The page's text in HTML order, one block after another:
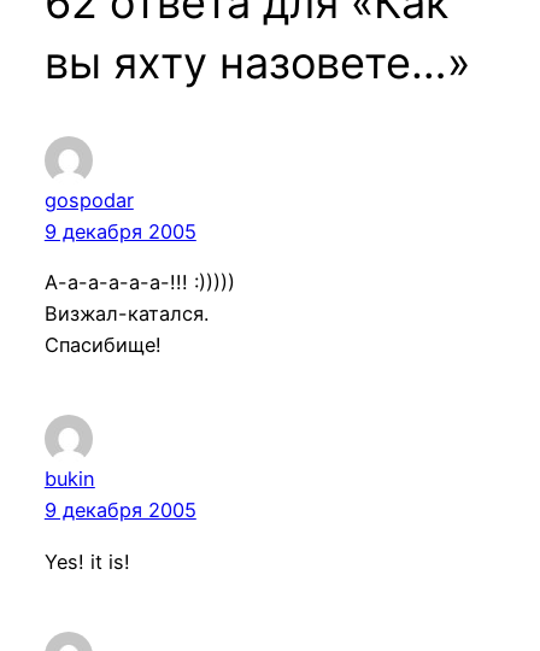
вы яхту назовете…»
gospodar
9 декабря 2005
А-а-а-а-а-а-!!! :)))))
Визжал-катался.
Спасибище!
bukin
9 декабря 2005
Yes! it is!